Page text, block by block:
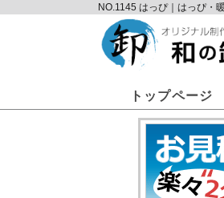
NO.1145 はっぴ｜はっぴ・
トップページ